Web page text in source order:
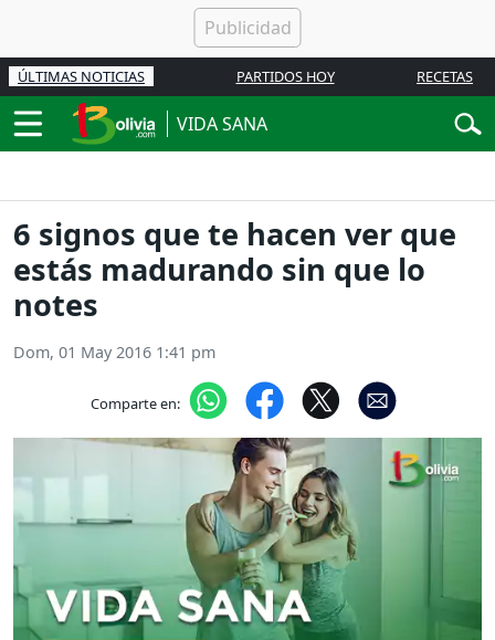
ÚLTIMAS NOTICIAS PARTIDOS HOY RECETAS
VIDA SANA
6 signos que te hacen ver que
estás madurando sin que lo
notes
Dom, 01 May 2016 1:41 pm
Comparte en: